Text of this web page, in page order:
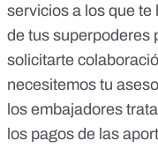
servicios a los que
de tus superpoderes
solicitarte
necesitemos tu
los embajadores
los pagos de las